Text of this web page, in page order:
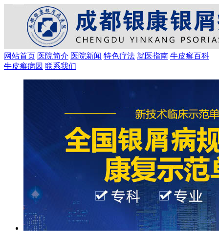
网站首页 医院简介 医院新闻 特色疗法 就医指南 牛皮癣百科
牛皮癣病因 联系我们